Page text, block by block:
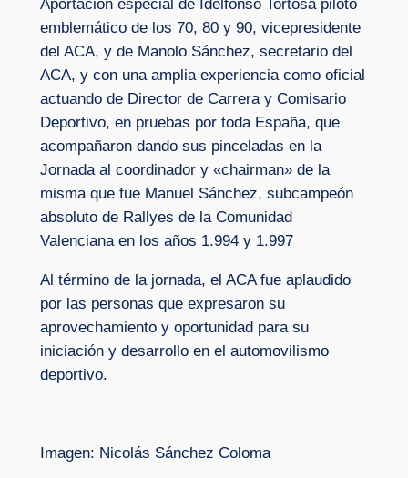
Aportación especial de Idelfonso Tortosa piloto
emblemático de los 70, 80 y 90, vicepresidente
del ACA, y de Manolo Sánchez, secretario del
ACA, y con una amplia experiencia como oficial
actuando de Director de Carrera y Comisario
Deportivo, en pruebas por toda España, que
acompañaron dando sus pinceladas en la
Jornada al coordinador y «chairman» de la
misma que fue Manuel Sánchez, subcampeón
absoluto de Rallyes de la Comunidad
Valenciana en los años 1.994 y 1.997
Al término de la jornada, el ACA fue aplaudido
por las personas que expresaron su
aprovechamiento y oportunidad para su
iniciación y desarrollo en el automovilismo
deportivo.
Imagen: Nicolás Sánchez Coloma